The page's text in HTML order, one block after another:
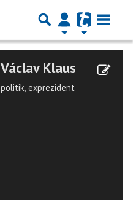
Václav Klaus
politik, exprezident